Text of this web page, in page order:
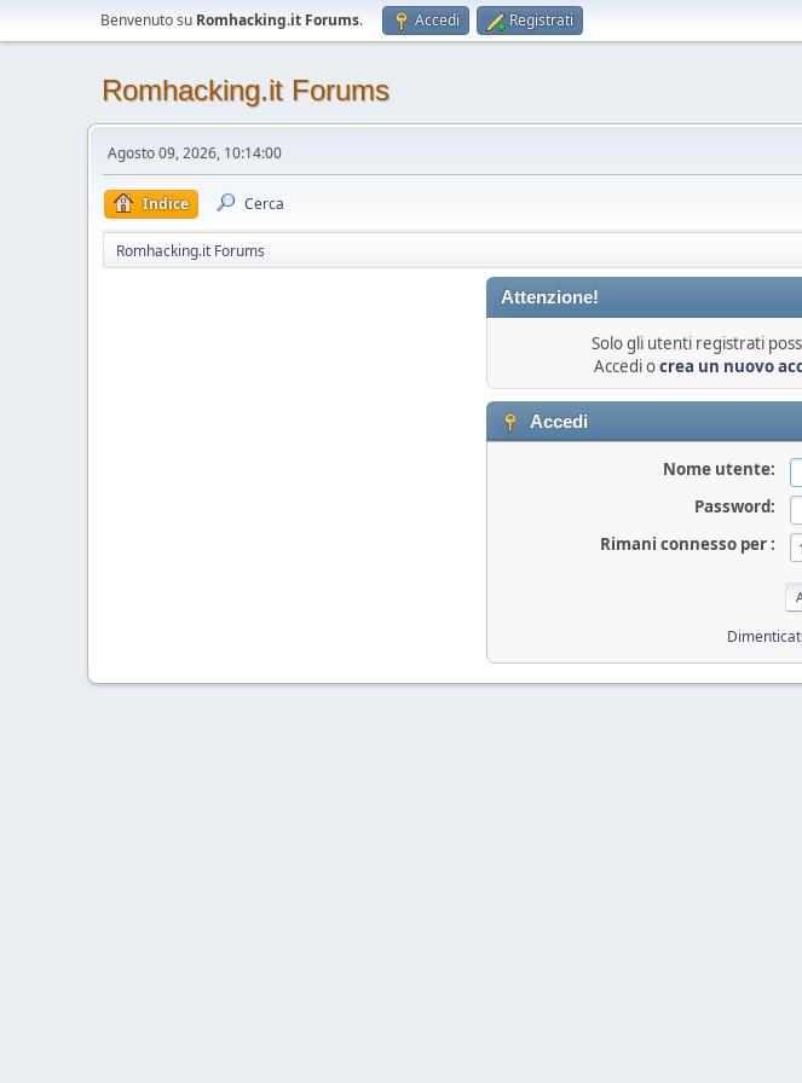
Benvenuto su Romhacking.it Forums. Accedi Registrati
Romhacking.it Forums
Agosto 09, 2026, 10:14:00
Indice Cerca
Romhacking.it Forums
Attenzione!
Solo gli utenti registrati
Accedi ocrea un nuovo
Accedi
Nome utente:
Password:
Rimani connesso per :